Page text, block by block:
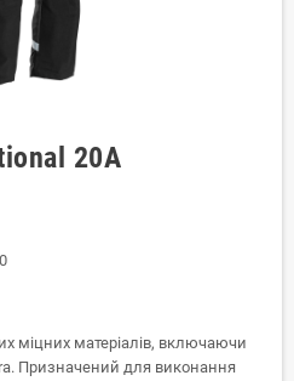
20A
міцних матеріалів, включаючи
Призначений для виконання